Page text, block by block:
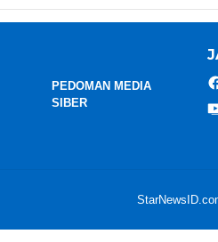
PEDOMAN MEDIA
SIBER